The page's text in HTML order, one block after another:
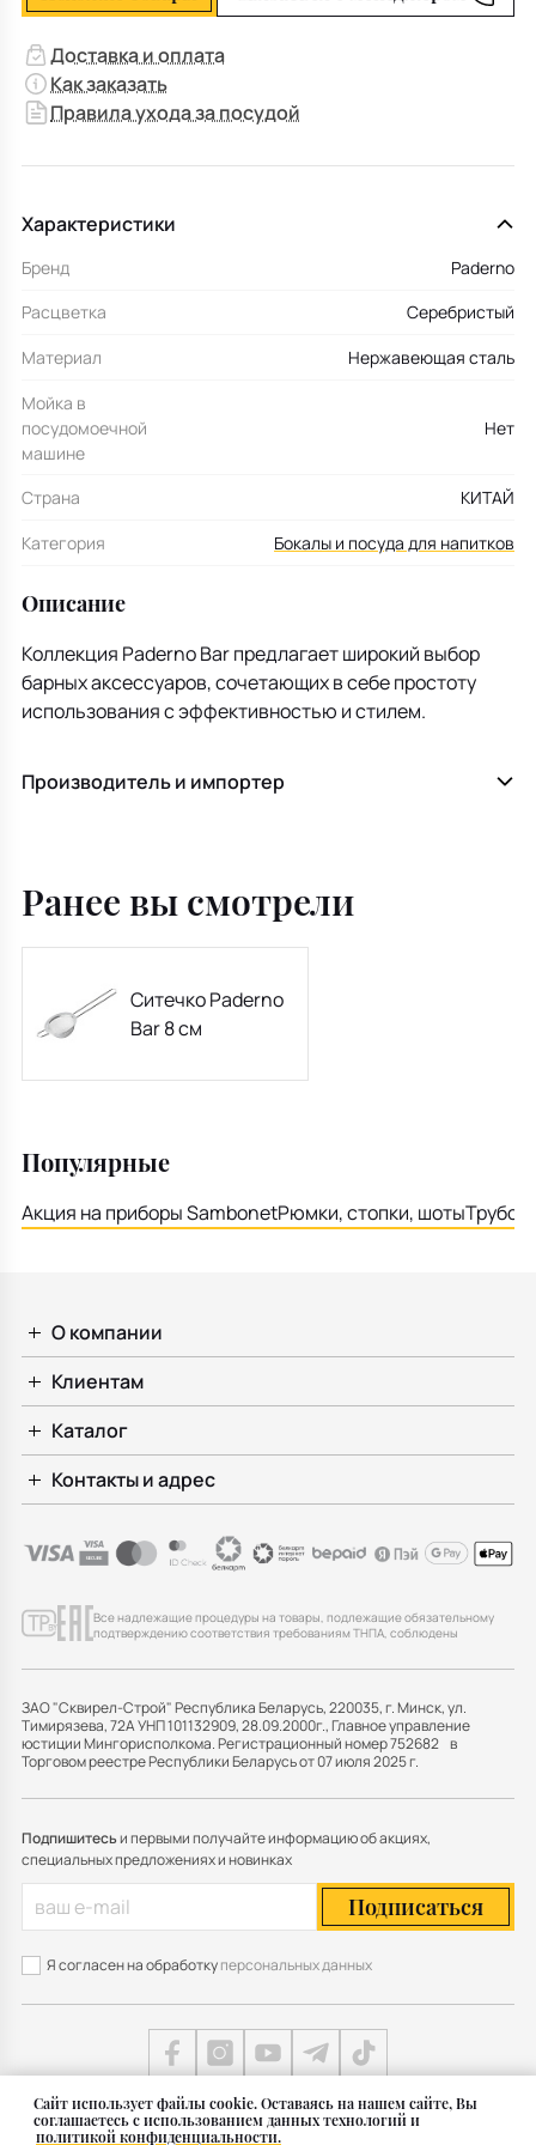
Доставка и оплата
Как заказать
Правила ухода за посудой
Характеристики
Бренд
Paderno
Расцветка
Серебристый
Материал
Нержавеющая сталь
Мойка в
посудомоечной
машине
Нет
Страна
КИТАЙ
Категория
Бокалы и посуда для напитков
Описание
Коллекция Paderno Bar предлагает широкий выбор
барных аксессуаров, сочетающих в себе простоту
использования с эффективностью и стилем.
Производитель и импортер
Ранее вы смотрели
Ситечко Paderno
Bar 8 см
Популярные
Акция на приборы SambonetРюмки, стопки, шоты
Cайт использует файлы cookie. Оставаясь на нашем сайте, Вы
соглашаетесь с использованием данных технологий и
политикой конфиденциальности.
О компании
Клиентам
Каталог
Контакты и адрес
Все надлежащие процедуры на товары, подлежащие обязательному
подтверждению соответствия требованиям ТНПА, соблюдены
ЗАО "Сквирел-Строй" Республика Беларусь, 220035, г. Минск, ул.
Тимирязева, 72А УНП 101132909, 28.09.2000г., Главное управление
юстиции Мингорисполкома. Регистрационный номер 752682 в
Торговом реестре Республики Беларусь от 07 июля 2025 г.
Подпишитесьи первыми получайте информацию об акциях,
специальных предложениях и новинках
Подписаться
Я согласен на обработкуперсональных данных
Карта сайта